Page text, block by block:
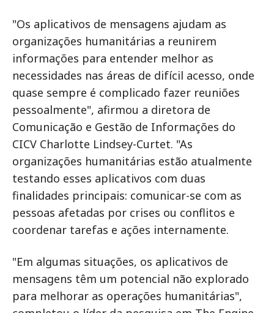
"Os aplicativos de mensagens ajudam as
organizações humanitárias a reunirem
informações para entender melhor as
necessidades nas áreas de difícil acesso, onde
quase sempre é complicado fazer reuniões
pessoalmente", afirmou a diretora de
Comunicação e Gestão de Informações do
CICV Charlotte Lindsey-Curtet. "As
organizações humanitárias estão atualmente
testando esses aplicativos com duas
finalidades principais: comunicar-se com as
pessoas afetadas por crises ou conflitos e
coordenar tarefas e ações internamente.
"Em algumas situações, os aplicativos de
mensagens têm um potencial não explorado
para melhorar as operações humanitárias",